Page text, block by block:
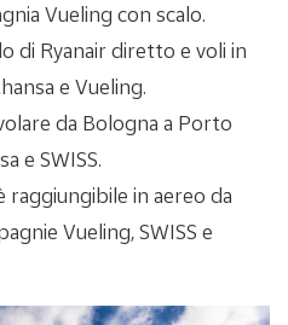
Vueling con scalo.
di Ryanair diretto e voli in
e Vueling.
da Bologna a Porto
e SWISS.
raggiungibile in aereo da
Vueling, SWISS e